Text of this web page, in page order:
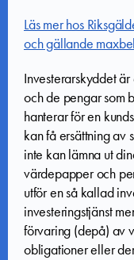
Läs mer hos
och gällande
Investerarskyddet
och de pengar som
hanterar för en
kan få ersättning av
inte kan lämna ut
värdepapper och
utför en så kallad
investeringstjänst
förvaring (depå) av
obligationer eller